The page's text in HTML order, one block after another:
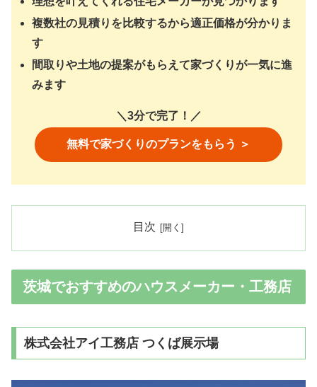
複数社の見積りを比較するから適正価格が分かりま
す
間取りや土地の提案がもらえて家づくりが一気に進
みます
＼3分で完了！／
無料で家づくりのプランをもらう ＞
目次
茨城でおすすめのハウスメーカー・工務店
株式会社アイ工務店 つくば展示場